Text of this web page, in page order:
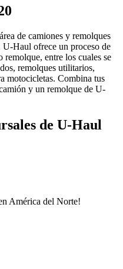
de camiones y remolques
U-Haul ofrece un proceso de
entre los cuales se
remolques utilitarios,
motocicletas. Combina tus
y un remolque de U-
de U-Haul
América del Norte!